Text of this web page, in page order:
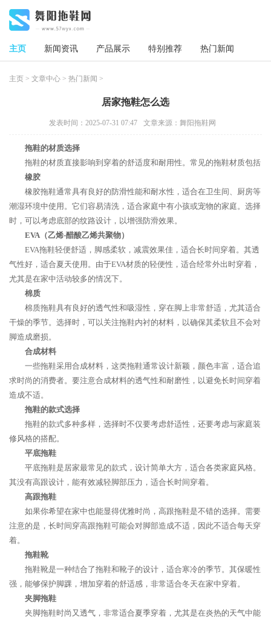
主页 新闻资讯 产品展示 特别推荐 热门新闻
主页 > 文章中心 > 热门新闻 >
居家拖鞋怎么选
发表时间：2025-07-31 07:47 文章来源：舞阳拖鞋网
拖鞋的材质选择
拖鞋的材质直接影响到穿着的舒适度和耐用性。常见的拖鞋材质包括
橡胶
橡胶拖鞋通常具有良好的防滑性能和耐水性，适合在卫生间、厨房等
潮湿环境中使用。它们容易清洗，适合家庭中有小孩或宠物的家庭。选择
时，可以考虑底部的纹路设计，以增强防滑效果。
EVA（乙烯-醋酸乙烯共聚物）
EVA拖鞋轻便舒适，脚感柔软，减震效果佳，适合长时间穿着。其透
气性好，适合夏天使用。由于EVA材质的轻便性，适合经常外出时穿着，
尤其是在家中活动较多的情况下。
棉质
棉质拖鞋具有良好的透气性和吸湿性，穿在脚上非常舒适，尤其适合
干燥的季节。选择时，可以关注拖鞋内衬的材料，以确保其柔软且不会对
脚造成磨损。
合成材料
一些拖鞋采用合成材料，这类拖鞋通常设计新颖，颜色丰富，适合追
求时尚的消费者。要注意合成材料的透气性和耐磨性，以避免长时间穿着
造成不适。
拖鞋的款式选择
拖鞋的款式多种多样，选择时不仅要考虑舒适性，还要考虑与家庭装
修风格的搭配。
平底拖鞋
平底拖鞋是居家最常见的款式，设计简单大方，适合各类家庭风格。
其没有高跟设计，能有效减轻脚部压力，适合长时间穿着。
高跟拖鞋
如果你希望在家中也能显得优雅时尚，高跟拖鞋是不错的选择。需要
注意的是，长时间穿高跟拖鞋可能会对脚部造成不适，因此不适合每天穿
着。
拖鞋靴
拖鞋靴是一种结合了拖鞋和靴子的设计，适合寒冷的季节。其保暖性
强，能够保护脚踝，增加穿着的舒适感，非常适合冬天在家中穿着。
夹脚拖鞋
夹脚拖鞋时尚又透气，非常适合夏季穿着，尤其是在炎热的天气中能